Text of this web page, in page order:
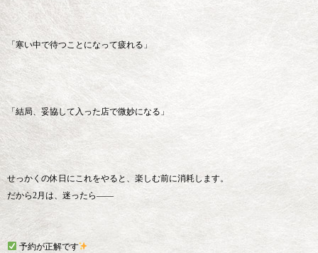
「寒い中で待つことになって疲れる」
「結局、妥協して入った店で微妙になる」
せっかくの休日にこれをやると、楽しむ前に消耗します。
だから2月は、迷ったら——
予約が正解です